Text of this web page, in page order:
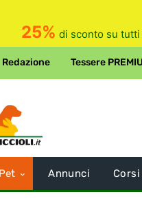
25% di sconto su
Redazione Tessere
Annunci